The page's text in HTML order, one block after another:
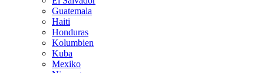
Guatemala
Haiti
Honduras
Kolumbien
Kuba
Mexiko